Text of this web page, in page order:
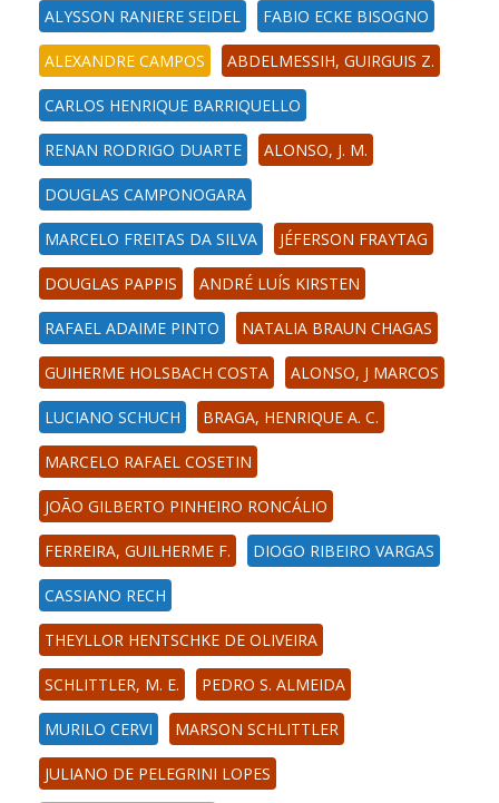
ALYSSON RANIERE SEIDEL FABIO ECKE BISOGNO
ALEXANDRE CAMPOS ABDELMESSIH, GUIRGUIS Z.
CARLOS HENRIQUE BARRIQUELLO
RENAN RODRIGO DUARTE ALONSO, J. M.
DOUGLAS CAMPONOGARA
MARCELO FREITAS DA SILVA JÉFERSON FRAYTAG
DOUGLAS PAPPIS ANDRÉ LUÍS KIRSTEN
RAFAEL ADAIME PINTO NATALIA BRAUN CHAGAS
GUIHERME HOLSBACH COSTA ALONSO, J MARCOS
LUCIANO SCHUCH BRAGA, HENRIQUE A. C.
MARCELO RAFAEL COSETIN
JOÃO GILBERTO PINHEIRO RONCÁLIO
FERREIRA, GUILHERME F. DIOGO RIBEIRO VARGAS
CASSIANO RECH
THEYLLOR HENTSCHKE DE OLIVEIRA
SCHLITTLER, M. E. PEDRO S. ALMEIDA
MURILO CERVI MARSON SCHLITTLER
JULIANO DE PELEGRINI LOPES